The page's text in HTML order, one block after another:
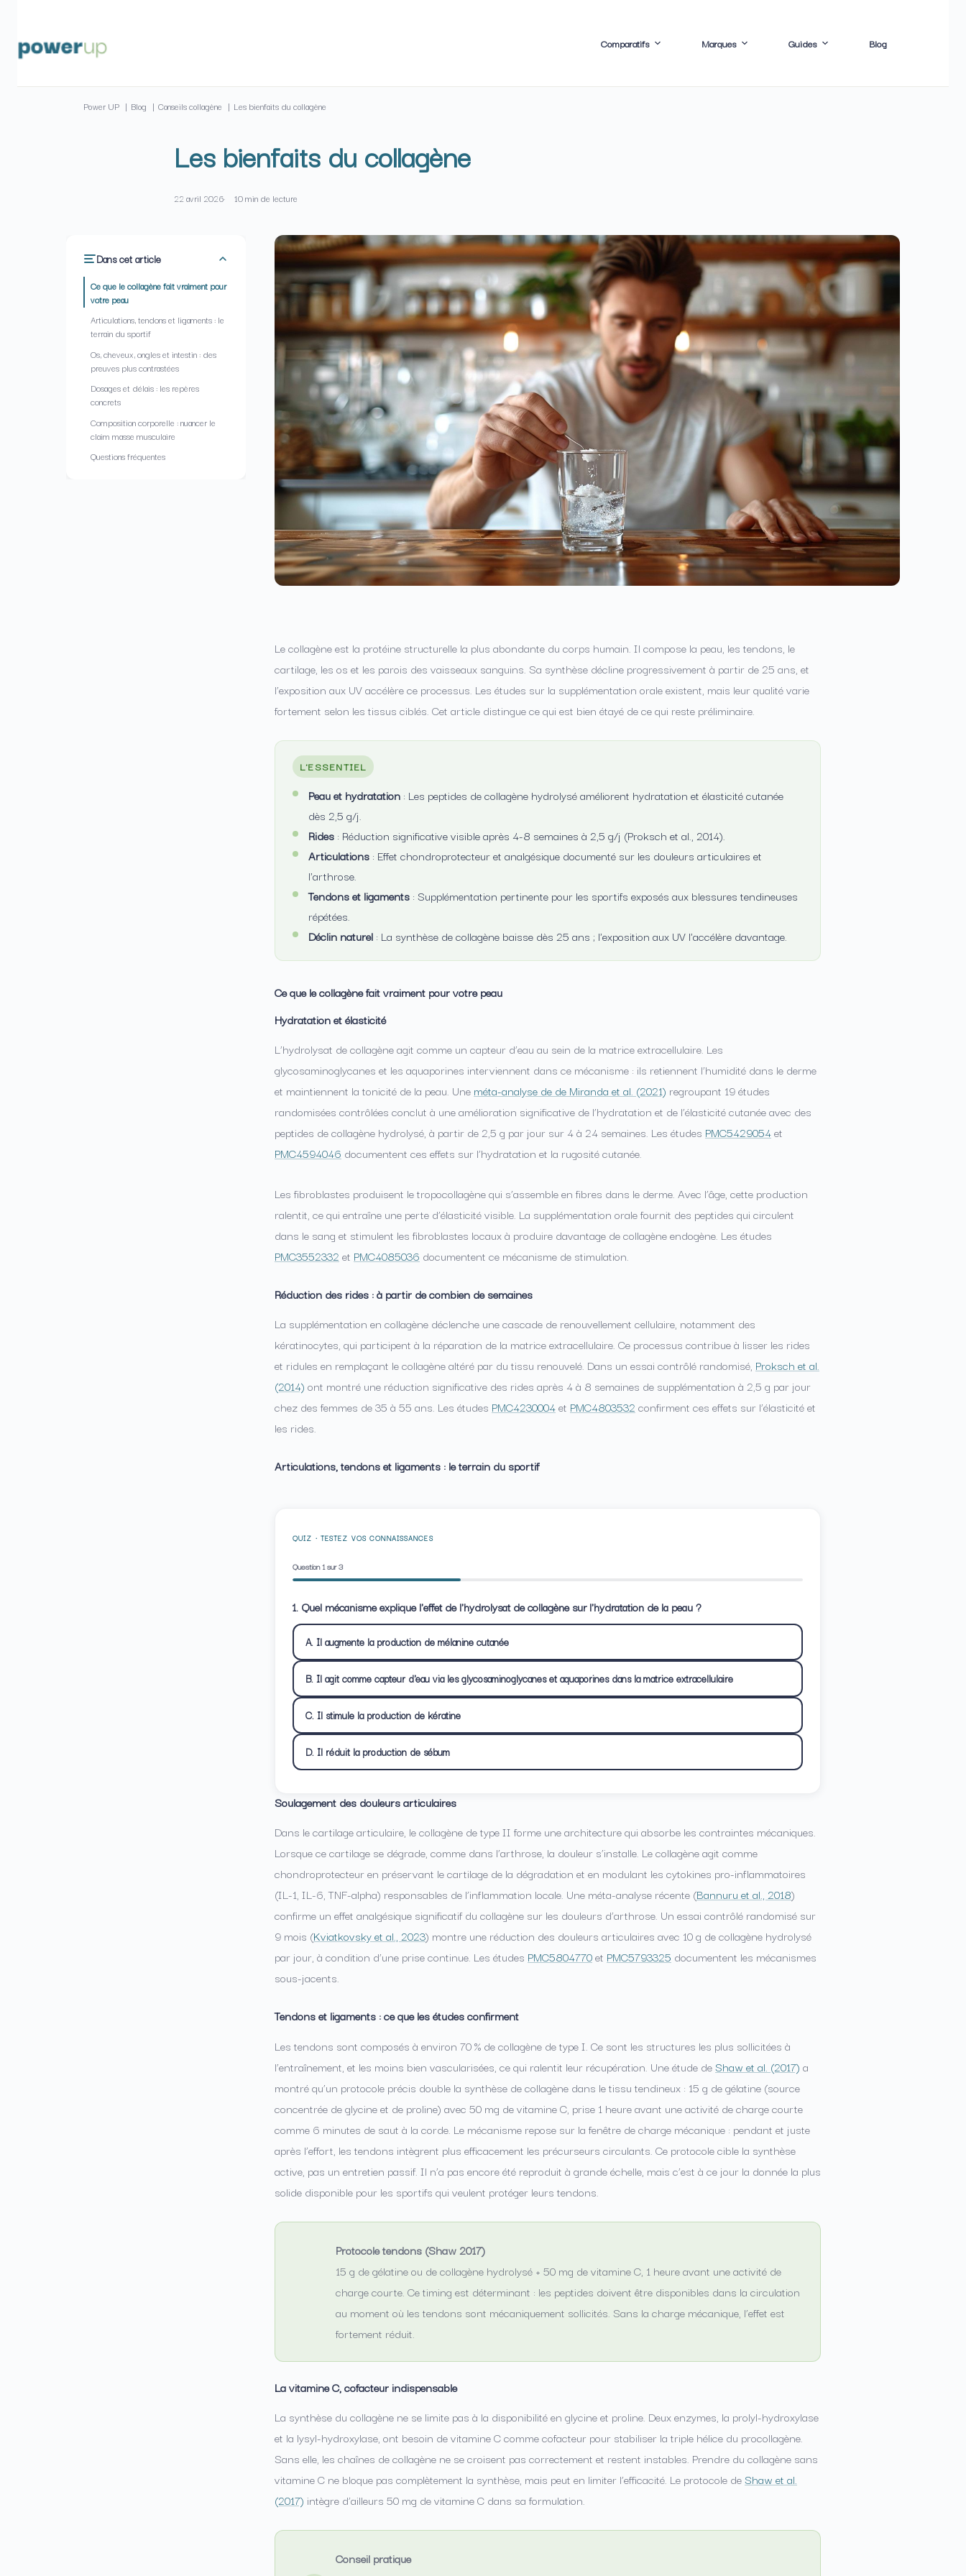
contenu
Comparatifs Marques Guides Blog
Power UP Blog Conseils collagène Les bienfaits du collagène
Les bienfaits du collagène
22 avril 2026 10 min de lecture
Dans cet article
Ce que le collagène fait vraiment pour
votre peau
Articulations, tendons et ligaments : le
terrain du sportif
Os, cheveux, ongles et intestin : des
preuves plus contrastées
Dosages et délais : les repères
concrets
Composition corporelle : nuancer le
claim masse musculaire
Questions fréquentes
Le collagène est la protéine structurelle la plus abondante du corps humain. Il compose la peau, les tendons, le
cartilage, les os et les parois des vaisseaux sanguins. Sa synthèse décline progressivement à partir de 25 ans, et
l’exposition aux UV accélère ce processus. Les études sur la supplémentation orale existent, mais leur qualité varie
fortement selon les tissus ciblés. Cet article distingue ce qui est bien étayé de ce qui reste préliminaire.
L'ESSENTIEL
Peau et hydratation : Les peptides de collagène hydrolysé améliorent hydratation et élasticité cutanée
dès 2,5 g/j.
Rides : Réduction significative visible après 4-8 semaines à 2,5 g/j (Proksch et al., 2014).
Articulations : Effet chondroprotecteur et analgésique documenté sur les douleurs articulaires et
l'arthrose.
Tendons et ligaments : Supplémentation pertinente pour les sportifs exposés aux blessures tendineuses
répétées.
Déclin naturel : La synthèse de collagène baisse dès 25 ans ; l'exposition aux UV l'accélère davantage.
Ce que le collagène fait vraiment pour votre peau
Hydratation et élasticité
L’hydrolysat de collagène agit comme un capteur d’eau au sein de la matrice extracellulaire. Les
glycosaminoglycanes et les aquaporines interviennent dans ce mécanisme : ils retiennent l’humidité dans le derme
et maintiennent la tonicité de la peau. Une méta-analyse de de Miranda et al. (2021) regroupant 19 études
randomisées contrôlées conclut à une amélioration significative de l’hydratation et de l’élasticité cutanée avec des
peptides de collagène hydrolysé, à partir de 2,5 g par jour sur 4 à 24 semaines. Les études PMC5429054et
PMC4594046 documentent ces effets sur l’hydratation et la rugosité cutanée.
Les fibroblastes produisent le tropocollagène qui s’assemble en fibres dans le derme. Avec l’âge, cette production
ralentit, ce qui entraîne une perte d’élasticité visible. La supplémentation orale fournit des peptides qui circulent
dans le sang et stimulent les fibroblastes locaux à produire davantage de collagène endogène. Les études
PMC3552332 et PMC4085036 documentent ce mécanisme de stimulation.
Réduction des rides : à partir de combien de semaines
La supplémentation en collagène déclenche une cascade de renouvellement cellulaire, notamment des
kératinocytes, qui participent à la réparation de la matrice extracellulaire. Ce processus contribue à lisser les rides
et ridules en remplaçant le collagène altéré par du tissu renouvelé. Dans un essai contrôlé randomisé, Proksch et al.
(2014) ont montré une réduction significative des rides après 4 à 8 semaines de supplémentation à 2,5 g par jour
chez des femmes de 35 à 55 ans. Les études PMC4230004et PMC4803532 confirment ces effets sur l’élasticité et
les rides.
Articulations, tendons et ligaments : le terrain du sportif
QUIZ · TESTEZ VOS CONNAISSANCES
Question1sur 3
1. Quel mécanisme explique l'effet de l'hydrolysat de collagène sur l'hydratation de la peau ?
A. Il augmente la production de mélanine cutanée
B. Il agit comme capteur d'eau via les glycosaminoglycanes et aquaporines dans la matrice extracellulaire
C. Il stimule la production de kératine
D. Il réduit la production de sébum
Soulagement des douleurs articulaires
Dans le cartilage articulaire, le collagène de type II forme une architecture qui absorbe les contraintes mécaniques.
Lorsque ce cartilage se dégrade, comme dans l’arthrose, la douleur s’installe. Le collagène agit comme
chondroprotecteur en préservant le cartilage de la dégradation et en modulant les cytokines pro-inflammatoires
(IL-1, IL-6, TNF-alpha) responsables de l’inflammation locale. Une méta-analyse récente (Bannuru et al., 2018)
confirme un effet analgésique significatif du collagène sur les douleurs d’arthrose. Un essai contrôlé randomisé sur
9 mois (Kviatkovsky et al., 2023) montre une réduction des douleurs articulaires avec 10 g de collagène hydrolysé
par jour, à condition d’une prise continue. Les études PMC5804770et PMC5793325 documentent les mécanismes
sous-jacents.
Tendons et ligaments : ce que les études confirment
Les tendons sont composés à environ 70 % de collagène de type I. Ce sont les structures les plus sollicitées à
l’entraînement, et les moins bien vascularisées, ce qui ralentit leur récupération. Une étude deShaw et al. (2017) a
montré qu’un protocole précis double la synthèse de collagène dans le tissu tendineux : 15 g de gélatine (source
concentrée de glycine et de proline) avec 50 mg de vitamine C, prise 1 heure avant une activité de charge courte
comme 6 minutes de saut à la corde. Le mécanisme repose sur la fenêtre de charge mécanique : pendant et juste
après l’effort, les tendons intègrent plus efficacement les précurseurs circulants. Ce protocole cible la synthèse
active, pas un entretien passif. Il n’a pas encore été reproduit à grande échelle, mais c’est à ce jour la donnée la plus
solide disponible pour les sportifs qui veulent protéger leurs tendons.
Protocole tendons (Shaw 2017)
15 g de gélatine ou de collagène hydrolysé + 50 mg de vitamine C, 1 heure avant une activité de
charge courte. Ce timing est déterminant : les peptides doivent être disponibles dans la circulation
au moment où les tendons sont mécaniquement sollicités. Sans la charge mécanique, l’effet est
fortement réduit.
La vitamine C, cofacteur indispensable
La synthèse du collagène ne se limite pas à la disponibilité en glycine et proline. Deux enzymes, la prolyl-hydroxylase
et la lysyl-hydroxylase, ont besoin de vitamine C comme cofacteur pour stabiliser la triple hélice du procollagène.
Sans elle, les chaînes de collagène ne se croisent pas correctement et restent instables. Prendre du collagène sans
vitamine C ne bloque pas complètement la synthèse, mais peut en limiter l’efficacité. Le protocole deShaw et al.
(2017) intègre d’ailleurs 50 mg de vitamine C dans sa formulation.
Conseil pratique